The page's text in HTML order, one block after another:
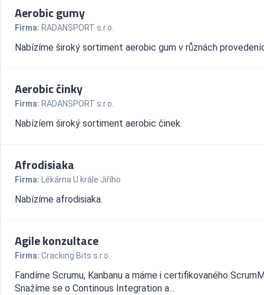
Aerobic gumy
Firma: RADANSPORT s.r.o.
Nabízíme široký sortiment aerobic gum v různách
Aerobic činky
Firma: RADANSPORT s.r.o.
Nabízíem široký sortiment aerobic činek.
Afrodisiaka
Firma: Lékárna U krále Jiřího
Nabízíme afrodisiaka.
Agile konzultace
Firma: Cracking Bits s.r.o.
Fandíme Scrumu, Kanbanu a máme i certifikovaného
Snažíme se o Continous Integration a...